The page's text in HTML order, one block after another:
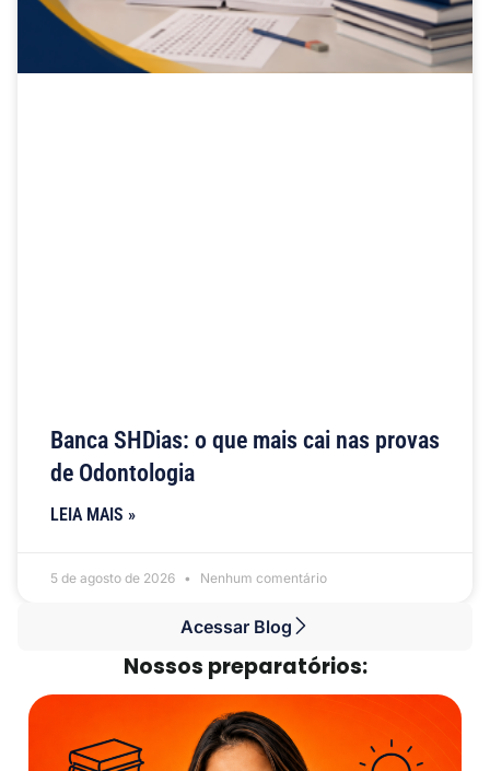
Banca SHDias: o que mais cai nas provas
de Odontologia
LEIA MAIS »
5 de agosto de 2026 Nenhum comentário
Acessar Blog
Nossos preparatórios: